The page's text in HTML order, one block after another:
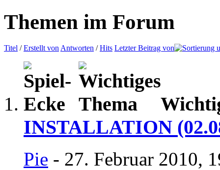
Themen im Forum
Titel /Erstellt von Antworten /Hits Letzter Beitrag von
INSTALLATION
Pie - 27. Februar 2010,